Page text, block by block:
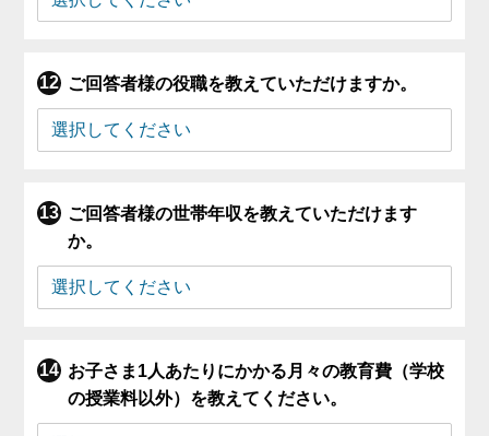
ご回答者様の役職を教えていただけますか。
ご回答者様の世帯年収を教えていただけます
か。
お子さま1人あたりにかかる月々の教育費（学校
の授業料以外）を教えてください。